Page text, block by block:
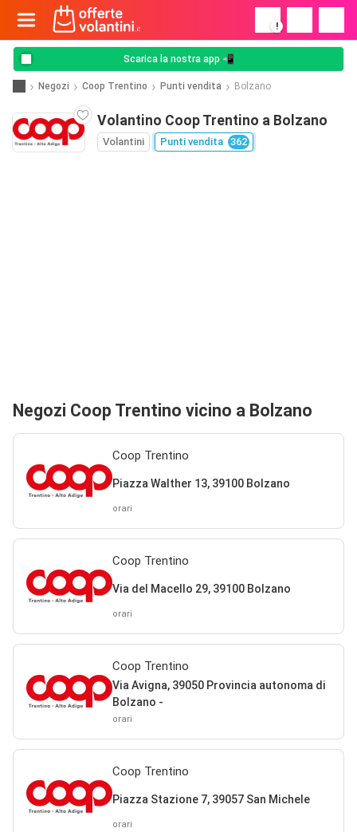
!
Scarica la nostra app 📲
Negozi Coop Trentino Punti vendita Bolzano
Volantino Coop Trentino a Bolzano
Volantini Punti vendita 362
Negozi Coop Trentino vicino a Bolzano
Coop Trentino
Piazza Walther 13, 39100 Bolzano
orari
Coop Trentino
Via del Macello 29, 39100 Bolzano
orari
Coop Trentino
Via Avigna, 39050 Provincia autonoma di
Bolzano -
orari
Coop Trentino
Piazza Stazione 7, 39057 San Michele
orari